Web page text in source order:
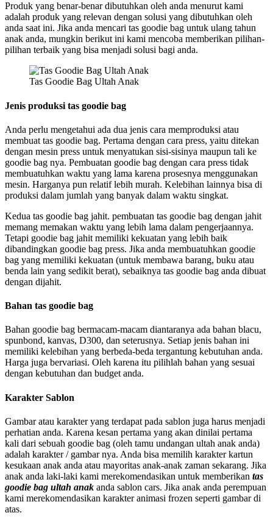
Produk yang benar-benar dibutuhkan oleh anda menurut kami
adalah produk yang relevan dengan solusi yang dibutuhkan oleh
anda saat ini. Jika anda mencari tas goodie bag untuk ulang tahun
anak anda, mungkin berikut ini kami mencoba memberikan pilihan-
pilihan terbaik yang bisa menjadi solusi bagi anda.
Tas Goodie Bag Ultah Anak
Jenis produksi tas goodie bag
Anda perlu mengetahui ada dua jenis cara memproduksi atau
membuat tas goodie bag. Pertama dengan cara press, yaitu ditekan
dengan mesin press untuk menyatukan sisi-sisinya maupun tali ke
goodie bag nya. Pembuatan goodie bag dengan cara press tidak
membuatuhkan waktu yang lama karena prosesnya menggunakan
mesin. Harganya pun relatif lebih murah. Kelebihan lainnya bisa di
produksi dalam jumlah yang banyak dalam waktu singkat.
Kedua tas goodie bag jahit. pembuatan tas goodie bag dengan jahit
memang memakan waktu yang lebih lama dalam pengerjaannya.
Tetapi goodie bag jahit memiliki kekuatan yang lebih baik
dibandingkan goodie bag press. Jika anda membuatuhkan goodie
bag yang memiliki kekuatan (untuk membawa barang, buku atau
benda lain yang sedikit berat), sebaiknya tas goodie bag anda dibuat
dengan dijahit.
Bahan tas goodie bag
Bahan goodie bag bermacam-macam diantaranya ada bahan blacu,
spunbond, kanvas, D300, dan seterusnya. Setiap jenis bahan ini
memiliki kelebihan yang berbeda-beda tergantung kebutuhan anda.
Harga juga bervariasi. Oleh karena itu pilihlah bahan yang sesuai
dengan kebutuhan dan budget anda.
Karakter Sablon
Gambar atau karakter yang terdapat pada sablon juga harus menjadi
perhatian anda. Karena kesan pertama yang akan dinilai pertama
kali dari sebuah goodie bag (oleh tamu undangan ultah anak anda)
adalah karakter / gambar nya. Anda bisa memilih karakter kartun
kesukaan anak anda atau mayoritas anak-anak zaman sekarang. Jika
anak anda laki-laki kami merekomendasikan untuk memberikan tas
goodie bag ultah anak anda sablon cars. Jika anak anda perempuan
kami merekomendasikan karakter animasi frozen seperti gambar di
atas.